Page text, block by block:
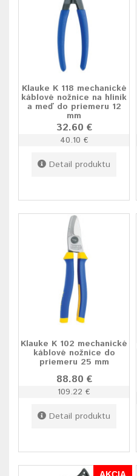
Klauke K 118 mechanické
káblové nožnice na hliník
a meď do priemeru 12
mm
32.60 €
40.10 €
Detail produktu
Klauke K 102 mechanické
káblové nožnice do
priemeru 25 mm
88.80 €
109.22 €
Detail produktu